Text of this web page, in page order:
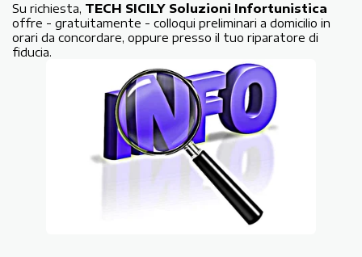
Su richiesta, TECH SICILY Soluzioni Infortunistica
offre - gratuitamente - colloqui preliminari a domicilio in
orari da concordare, oppure presso il tuo riparatore di
fiducia.